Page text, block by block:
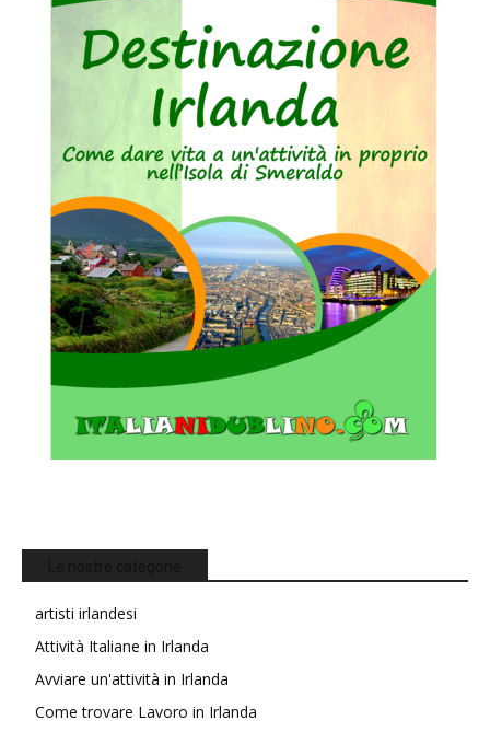
artisti irlandesi
Attività Italiane in Irlanda
Avviare un'attività in Irlanda
Come trovare Lavoro in Irlanda